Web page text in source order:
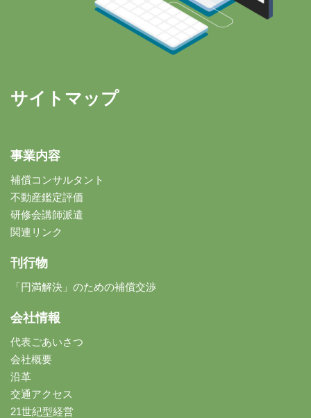
サイトマップ
事業内容
補償コンサルタント
不動産鑑定評価
研修会講師派遣
関連リンク
刊行物
「円満解決」のための補償交渉
会社情報
代表ごあいさつ
会社概要
沿革
交通アクセス
21世紀型経営